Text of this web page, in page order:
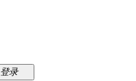
登录